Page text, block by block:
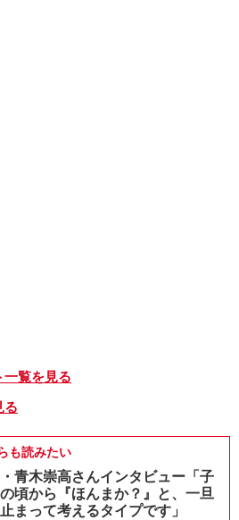
一覧を見る
る
も読みたい
青木崇高さんインタビュー「子
頃から『ほんまか？』と、一旦
まって考えるタイプです」